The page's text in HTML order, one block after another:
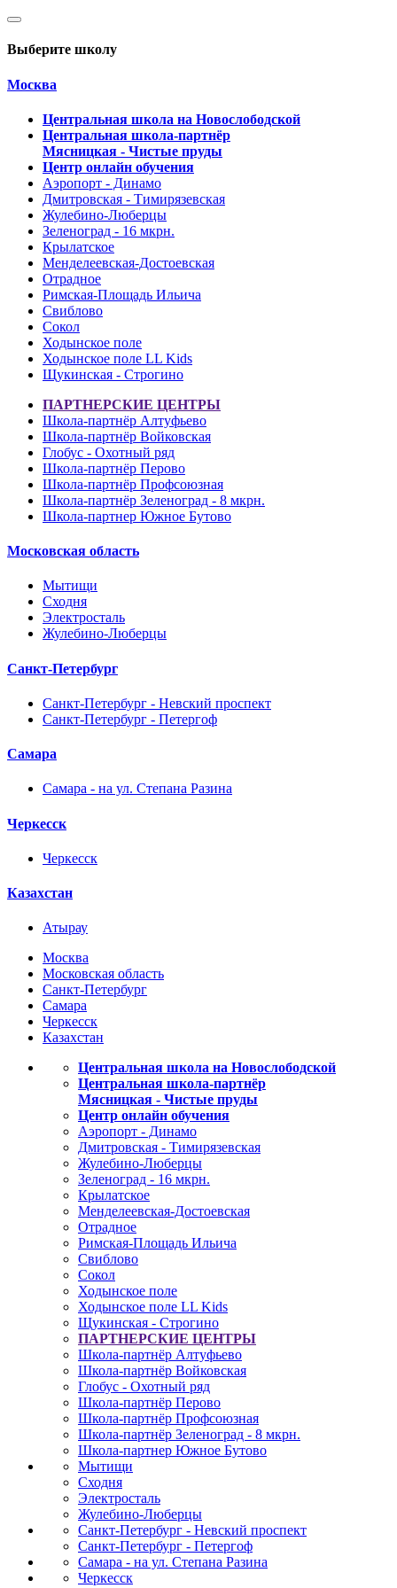
Выберите школу
Москва
Центральная школа на Новослободской
Центральная школа-партнёр
Мясницкая - Чистые пруды
Центр онлайн обучения
Аэропорт - Динамо
Дмитровская - Тимирязевская
Жулебино-Люберцы
Зеленоград - 16 мкрн.
Крылатское
Менделеевская-Достоевская
Отрадное
Римская-Площадь Ильича
Свиблово
Сокол
Ходынское поле
Ходынское поле LL Kids
Щукинская - Строгино
ПАРТНЕРСКИЕ ЦЕНТРЫ
Школа-партнёр Алтуфьево
Школа-партнёр Войковская
Глобус - Охотный ряд
Школа-партнёр Перово
Школа-партнёр Профсоюзная
Школа-партнёр Зеленоград - 8 мкрн.
Школа-партнер Южное Бутово
Московская область
Мытищи
Сходня
Электросталь
Жулебино-Люберцы
Санкт-Петербург
Санкт-Петербург - Невский проспект
Санкт-Петербург - Петергоф
Самара
Самара - на ул. Степана Разина
Черкесск
Черкесск
Казахстан
Атырау
Москва
Московская область
Санкт-Петербург
Самара
Черкесск
Казахстан
Центральная школа на Новослободской
Центральная школа-партнёр
Мясницкая - Чистые пруды
Центр онлайн обучения
Аэропорт - Динамо
Дмитровская - Тимирязевская
Жулебино-Люберцы
Зеленоград - 16 мкрн.
Крылатское
Менделеевская-Достоевская
Отрадное
Римская-Площадь Ильича
Свиблово
Сокол
Ходынское поле
Ходынское поле LL Kids
Щукинская - Строгино
ПАРТНЕРСКИЕ ЦЕНТРЫ
Школа-партнёр Алтуфьево
Школа-партнёр Войковская
Глобус - Охотный ряд
Школа-партнёр Перово
Школа-партнёр Профсоюзная
Школа-партнёр Зеленоград - 8 мкрн.
Школа-партнер Южное Бутово
Мытищи
Сходня
Электросталь
Жулебино-Люберцы
Санкт-Петербург - Невский проспект
Санкт-Петербург - Петергоф
Самара - на ул. Степана Разина
Черкесск